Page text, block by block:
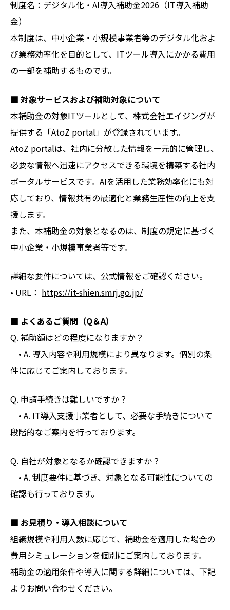
制度名：デジタル化・AI導入補助金2026（IT導入補助
金）
本制度は、中小企業・小規模事業者等のデジタル化およ
び業務効率化を目的として、ITツール導入にかかる費用
の一部を補助するものです。
■ 対象サービスおよび補助対象について
本補助金の対象ITツールとして、株式会社エイジングが
提供する「AtoZ portal」が登録されています。
AtoZ portalは、社内に分散した情報を一元的に管理し、
必要な情報へ迅速にアクセスできる環境を構築する社内
ポータルサービスです。AIを活用した業務効率化にも対
応しており、情報共有の最適化と業務生産性の向上を支
援します。
また、本補助金の対象となるのは、制度の規定に基づく
中小企業・小規模事業者等です。
詳細な要件については、公式情報をご確認ください。
• URL： https://it-shien.smrj.go.jp/
■ よくあるご質問（Q＆A）
Q. 補助額はどの程度になりますか？
• A. 導入内容や利用規模により異なります。個別の条
件に応じてご案内しております。
Q. 申請手続きは難しいですか？
• A. IT導入支援事業者として、必要な手続きについて
段階的なご案内を行っております。
Q. 自社が対象となるか確認できますか？
• A. 制度要件に基づき、対象となる可能性についての
確認も行っております。
■ お見積り・導入相談について
組織規模や利用人数に応じて、補助金を適用した場合の
費用シミュレーションを個別にご案内しております。
補助金の適用条件や導入に関する詳細については、下記
よりお問い合わせください。